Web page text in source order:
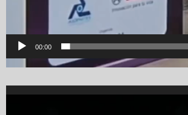
00:00
Video